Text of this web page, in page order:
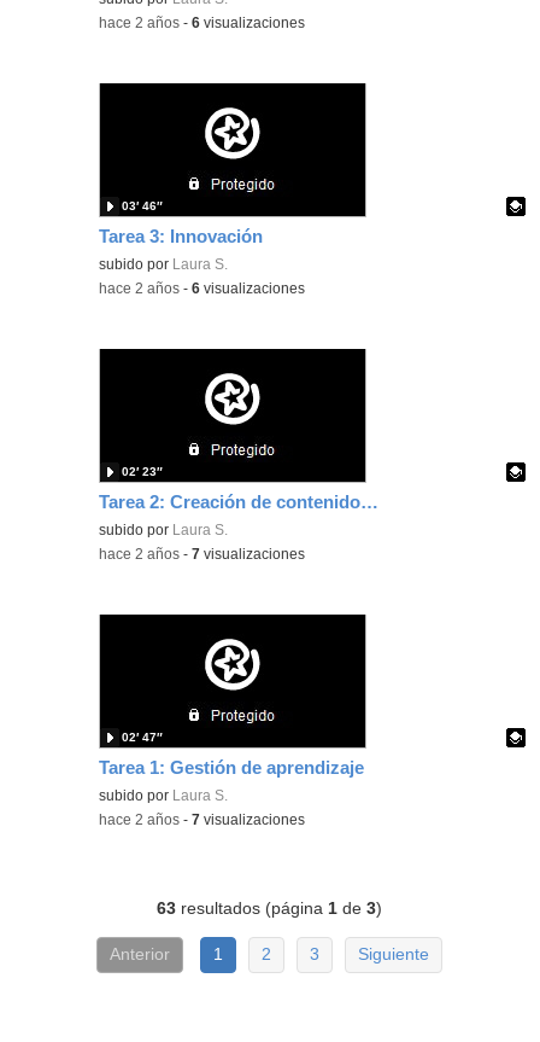
-hace 2 años -6 visualizaciones
Tarea 3: Innovación
Contenido educativo.
subido por Laura S.
03′ 46″
-hace 2 años -6 visualizaciones
Tarea 2: Creación de contenidos digitales
Contenido educativo.
subido por Laura S.
02′ 23″
-hace 2 años -7 visualizaciones
Tarea 1: Gestión de aprendizaje
Contenido educativo.
subido por Laura S.
02′ 47″
-hace 2 años -7 visualizaciones
63 resultados (página 1 de3)
Anterior 1 2 3 Siguiente